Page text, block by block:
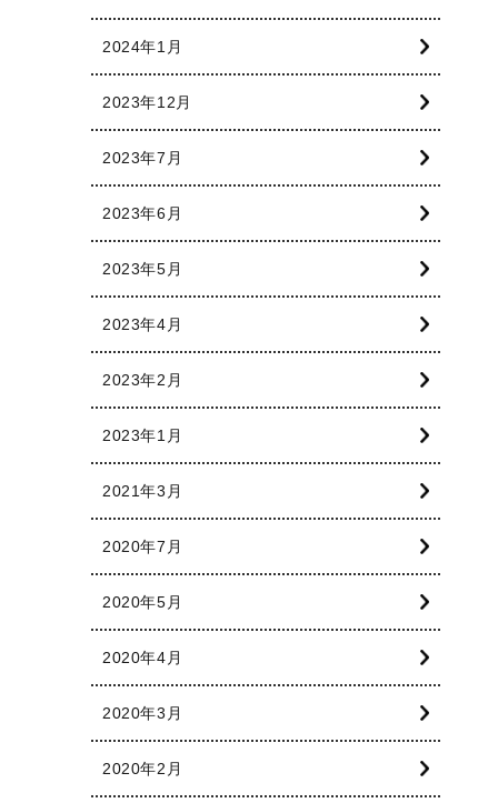
2024年1月
2023年12月
2023年7月
2023年6月
2023年5月
2023年4月
2023年2月
2023年1月
2021年3月
2020年7月
2020年5月
2020年4月
2020年3月
2020年2月